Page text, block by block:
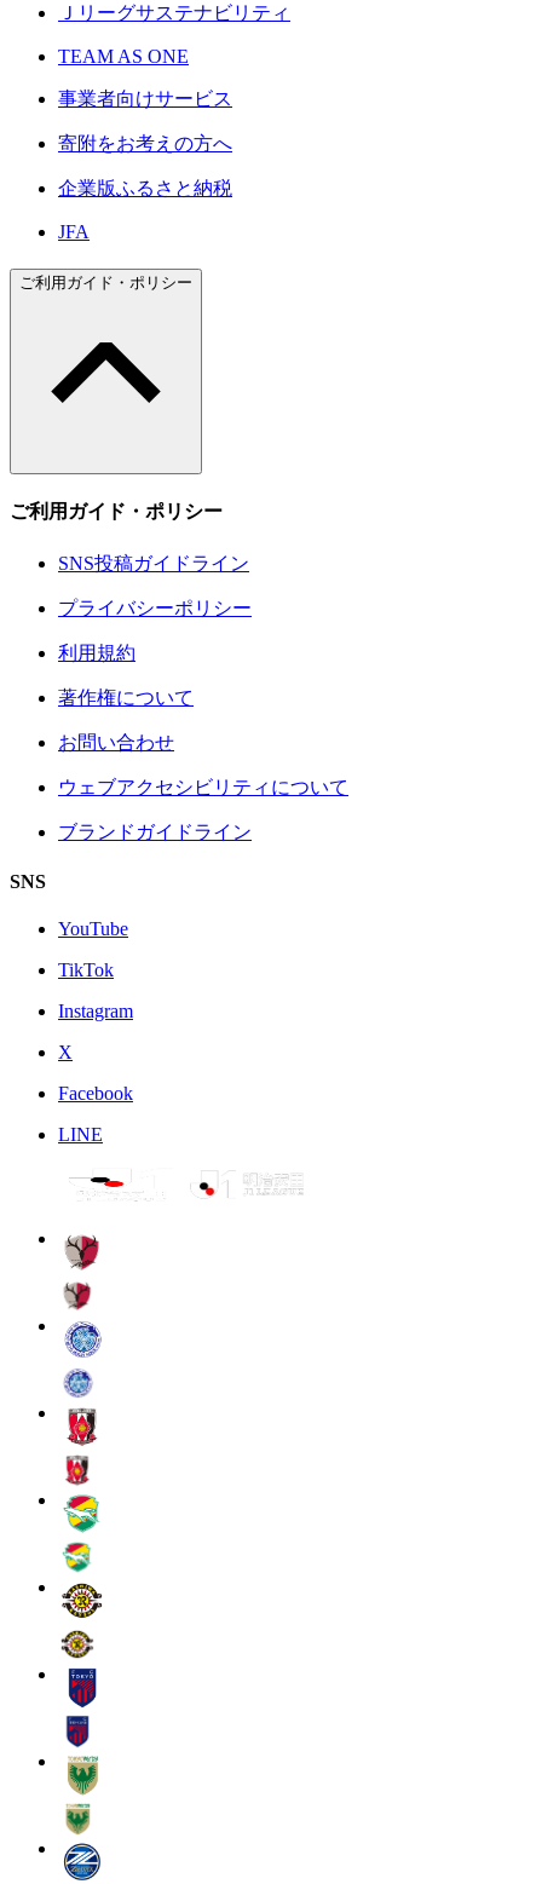
Ｊリーグサステナビリティ
TEAM AS ONE
事業者向けサービス
寄附をお考えの方へ
企業版ふるさと納税
JFA
ご利用ガイド・ポリシー
ご利用ガイド・ポリシー
SNS投稿ガイドライン
プライバシーポリシー
利用規約
著作権について
お問い合わせ
ウェブアクセシビリティについて
ブランドガイドライン
SNS
YouTube
TikTok
Instagram
X
Facebook
LINE